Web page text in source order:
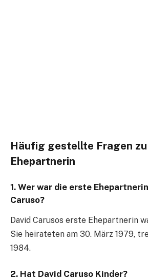
Häufig gestellte Fragen zu
Ehepartnerin
1. Wer war die erste
Caruso?
David Carusos erste Ehepartnerin
Sie heirateten am 30. März 1979,
1984.
2. Hat David Caruso Kinder?